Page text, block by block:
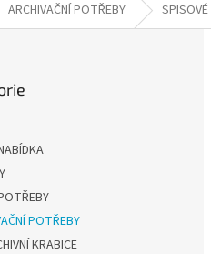
ARCHIVAČNÍ POTŘEBY
POTŘEBY
KRABICE